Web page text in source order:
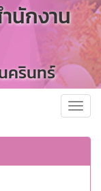
นักงาน
ครินทร์